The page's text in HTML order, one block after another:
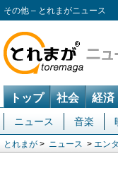
その他 – とれまがニュース
トップ 社会 経済
ニュース 音楽
とれまが > ニュース > エン